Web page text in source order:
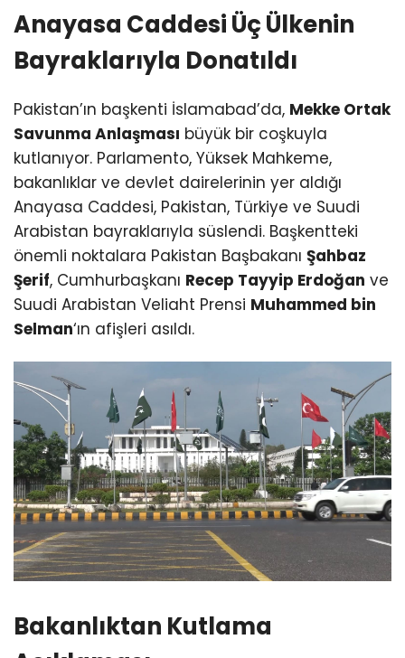
Anayasa Caddesi Üç Ülkenin
Bayraklarıyla Donatıldı
Pakistan’ın başkenti İslamabad’da, Mekke Ortak
Savunma Anlaşması büyük bir coşkuyla
kutlanıyor. Parlamento, Yüksek Mahkeme,
bakanlıklar ve devlet dairelerinin yer aldığı
Anayasa Caddesi, Pakistan, Türkiye ve Suudi
Arabistan bayraklarıyla süslendi. Başkentteki
önemli noktalara Pakistan Başbakanı Şahbaz
Şerif, Cumhurbaşkanı Recep Tayyip Erdoğan ve
Suudi Arabistan Veliaht Prensi Muhammed bin
Selman‘ın afişleri asıldı.
Bakanlıktan Kutlama